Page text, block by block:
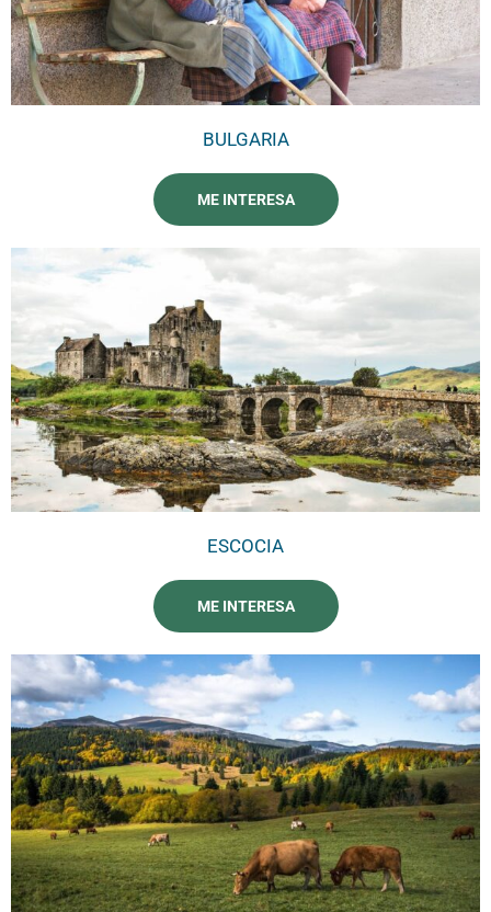
BULGARIA
ME INTERESA
ESCOCIA
ME INTERESA